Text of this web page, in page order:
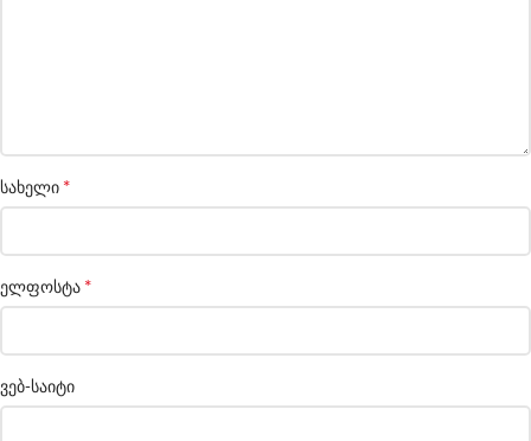
სახელი *
ელფოსტა *
ვებ-საიტი